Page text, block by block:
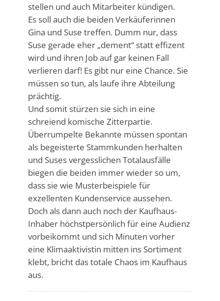
stellen und auch Mitarbeiter kündigen.
Es soll auch die beiden Verkäuferinnen
Gina und Suse treffen. Dumm nur, dass
Suse gerade eher „dement“ statt effizent
wird und ihren Job auf gar keinen Fall
verlieren darf! Es gibt nur eine Chance. Sie
müssen so tun, als laufe ihre Abteilung
prächtig.
Und somit stürzen sie sich in eine
schreiend komische Zitterpartie.
Überrumpelte Bekannte müssen spontan
als begeisterte Stammkunden herhalten
und Suses vergesslichen Totalausfälle
biegen die beiden immer wieder so um,
dass sie wie Musterbeispiele für
exzellenten Kundenservice aussehen.
Doch als dann auch noch der Kaufhaus-
Inhaber höchstpersönlich für eine Audienz
vorbeikommt und sich Minuten vorher
eine Klimaaktivistin mitten ins Sortiment
klebt, bricht das totale Chaos im Kaufhaus
aus.